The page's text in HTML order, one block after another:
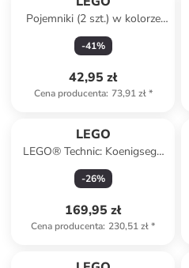
Pojemniki (2 szt.) w kolorze
antracytowo-czarnym na
klocki
-41%
42,95 zł
Cena producenta: 73,91 zł*
LEGO
LEGO® Technic: Koenigsegg
Jesko Absolut w kolorze
szarym - 10+
-26%
169,95 zł
Cena producenta: 230,51 zł*